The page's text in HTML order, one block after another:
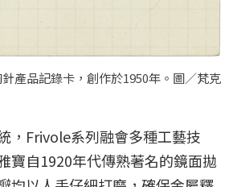
產品記錄卡，創作於1950年。圖／梵克
，Frivole系列融會多種工藝技
寶自1920年代傳熟著名的鏡面拋